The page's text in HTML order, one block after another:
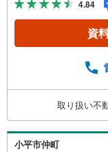
る？」「住
却に関す
計画の立
件ごとのメ
応。まずは
様は、西武
お客様は、
までお尋ね
4.84
資
取り扱い不
小平市仲町